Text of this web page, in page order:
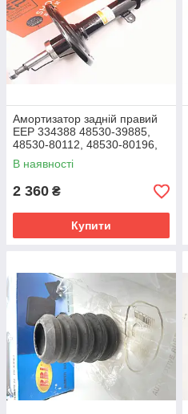
Амортизатор задній правий
EEP 334388 48530-39885,
48530-80112, 48530-80196,
48530-80111, 48530-09M60
В наявності
2 360 ₴
Купити